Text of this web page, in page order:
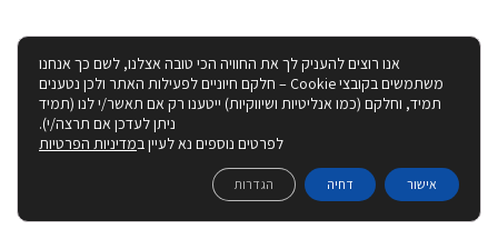
אנו רוצים להעניק לך את החוויה הכי טובה אצלנו, לשם כך אנחנו
משתמשים בקובצי Cookie – חלקם חיוניים לפעילות האתר ולכן נטענים
תמיד, וחלקם (כמו אנליטיות ושיווקיות) ייטענו רק אם תאשר/י לנו (תמיד
ניתן לעדכן אם תרצה/י).
לפרטים נוספים נא לעיין במדיניות הפרטיות
אישור דחיה הגדרות